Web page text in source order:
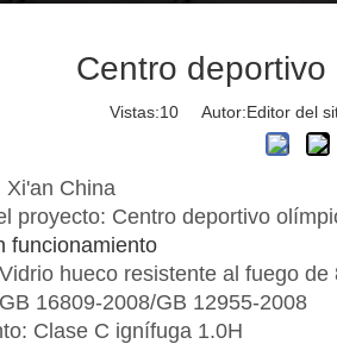
Centro
Vistas:10 Autor:Editor del
Xi'an China
proyecto: Centro deportivo
funcionamiento
hueco resistente al fuego de
16809-2008/GB 12955-2008
Clase C ignífuga 1.0H